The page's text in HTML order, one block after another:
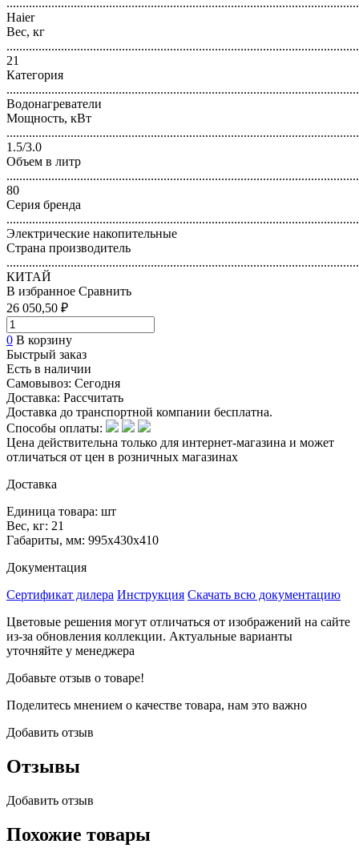
Haier
Вес, кг
21
Категория
Водонагреватели
Мощность, кВт
1.5/3.0
Объем в литр
80
Серия бренда
Электрические накопительные
Страна производитель
КИТАЙ
В избранное Сравнить
26 050,50 ₽
0 В корзину
Быстрый заказ
Есть в наличии
Самовывоз: Сегодня
Доставка: Рассчитать
Доставка до транспортной компании бесплатна.
Способы оплаты:
Цена действительна только для интернет-магазина и может
отличаться от цен в розничных магазинах
Доставка
Единица товара: шт
Вес, кг: 21
Габариты, мм: 995х430х410
Документация
Сертификат дилера Инструкция Скачать всю документацию
Цветовые решения могут отличаться от изображений на сайте
из-за обновления коллекции. Актуальные варианты
уточняйте у менеджера
Добавьте отзыв о товаре!
Поделитесь мнением о качестве товара, нам это важно
Добавить отзыв
Отзывы
Добавить отзыв
Похожие товары